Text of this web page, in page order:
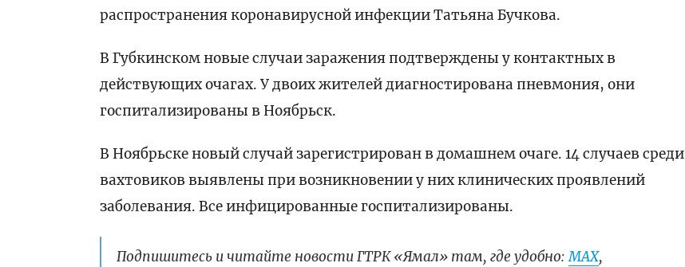
распространения коронавирусной инфекции Татьяна Бучкова.
В Губкинском новые случаи заражения подтверждены у контактных в
действующих очагах. У двоих жителей диагностирована пневмония, они
госпитализированы в Ноябрьск.
В Ноябрьске новый случай зарегистрирован в домашнем очаге. 14 случаев среди
вахтовиков выявлены при возникновении у них клинических проявлений
заболевания. Все инфицированные госпитализированы.
Подпишитесь и читайте новости ГТРК «Ямал» там, где удобно:МАХ,